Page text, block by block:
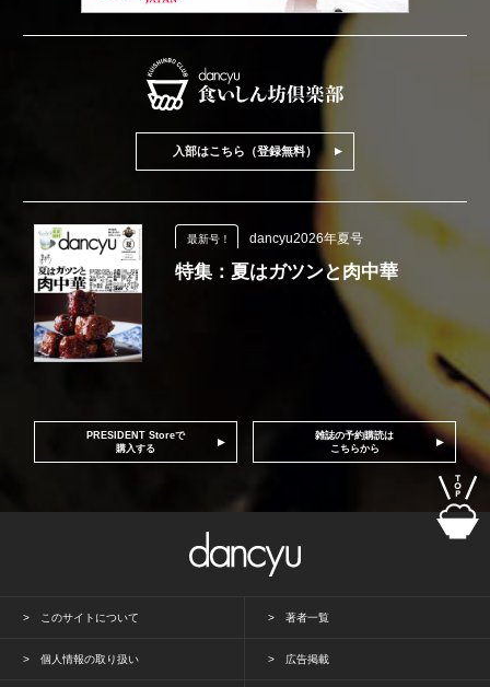
入部はこちら（登録無料）
最新号！ dancyu2026年夏号
特集：夏はガツンと肉中華
PRESIDENT Storeで
購入する
雑誌の予約購読は
こちらから
このサイトについて 著者一覧
個人情報の取り扱い 広告掲載